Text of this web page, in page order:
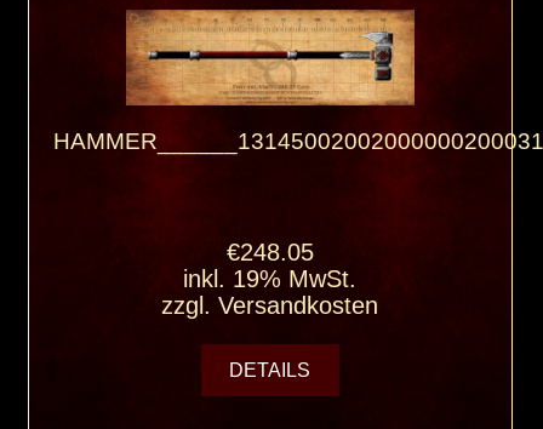
€248.05
inkl. 19% MwSt.
zzgl.Versandkosten
DETAILS